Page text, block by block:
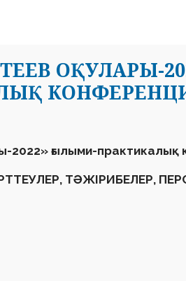
ОҚУЛАРЫ-
2022» ғылыми-практикалық
ТӘЖІРИБЕЛЕР,